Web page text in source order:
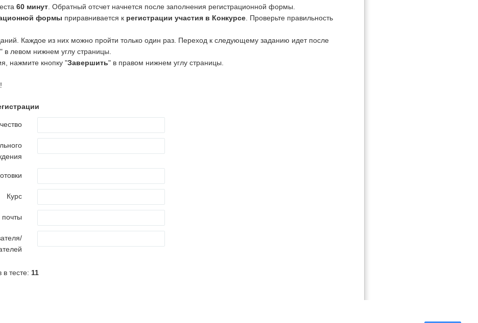
60 минут . Обратный отсчет начнется после заполнения регистрационной формы.
формы приравнивается к регистрации участия в Конкурсе . Проверьте правильность
Каждое из них можно пройти только один раз. Переход к следующему заданию идет после
" в левом нижнем углу страницы.
нажмите кнопку "Завершить" в правом нижнем углу страницы.
Курс
почты
в тесте: 11